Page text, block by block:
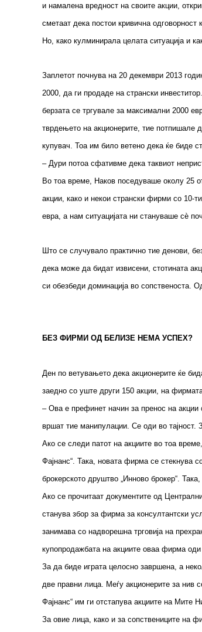
и намалена вредност на своите акции,
сметаат дека постои кривична одговорност
Но, како кулминирала целата ситуација и
Заплетот почнува на 20 декември 2013
2000, да ги продаде на странски
берзата се тргувале за максимални 2000
тврдењето на акционерите, тие потпишале
купувач. Тоа им било ветено дека ќе биде
– Дури потоа сфативме дека таквиот
Во тоа време, Наков поседуваше околу 25
акции, како и некои странски фирми со 10-
евра, а нам ситуацијата ни стануваше сѐ
Што се случувало практично тие денови,
дека може да бидат извисени, стотината
си обезбеди доминација во сопственоста.
БЕЗ ФИРМИ ОД БЕЛИЗЕ НЕМА УСПЕХ?
Ден по ветувањето дека акционерите ќе
заедно со уште други 150 акции, на
– Ова е префинет начин за пренос на акции
вршат тие манипулации. Се оди во тајност.
Ако се следи патот на акциите во тоа
Фајнанс“. Така, новата фирма се стекнува
брокерското друштво „Инново брокер“.
Ако се прочитаат документите од
станува збор за фирма за консултантски
занимава со надворешна трговија на
купопродажбата на акциите оваа фирма оди
За да биде играта целосно завршена, а
две правни лица. Меѓу акционерите за нив
Фајнанс“ им ги отстапува акциите на
За овие лица, како и за сопствениците на